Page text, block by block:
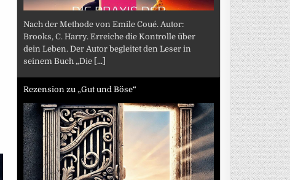
Nach der Methode von Emile Coué. Autor:
Brooks, C. Harry. Erreiche die Kontrolle über
dein Leben. Der Autor begleitet den Leser in
seinem Buch „Die [...]
Rezension zu „Gut und Böse“